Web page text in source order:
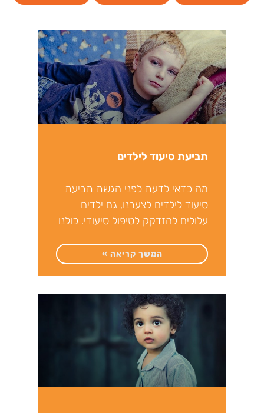
תביעת סיעוד לילדים
מה כדאי לדעת לפני הגשת תביעת
סיעוד לילדים לצערנו, גם ילדים
עלולים להזדקק לטיפול סיעודי. כולנו
המשך קריאה »